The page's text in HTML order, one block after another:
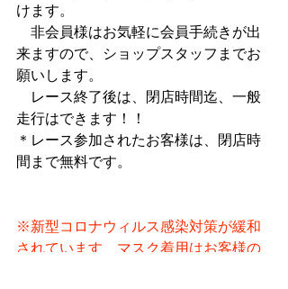
けます。
非会員様はお気軽に会員手続きが出
来ますので、ショップスタッフまでお
願いします。
レース終了後は、閉店時間迄、一般
走行はできます！！
＊レース参加されたお客様は、閉店時
間まで無料です。
※新型コロナウィルス感染対策が緩和
されています、マスク着用はお客様の